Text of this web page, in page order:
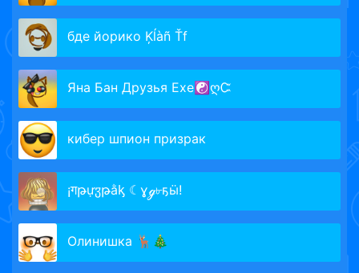
бде йорико Ķĺàñ Ťf
Яна Бан Друзья Ехе☯ღᏨ
кибер шпион призрак
¡गթựჳթằᶄ ☾ɣℊ৮ҕӹ!
Олинишка 🦌🎄